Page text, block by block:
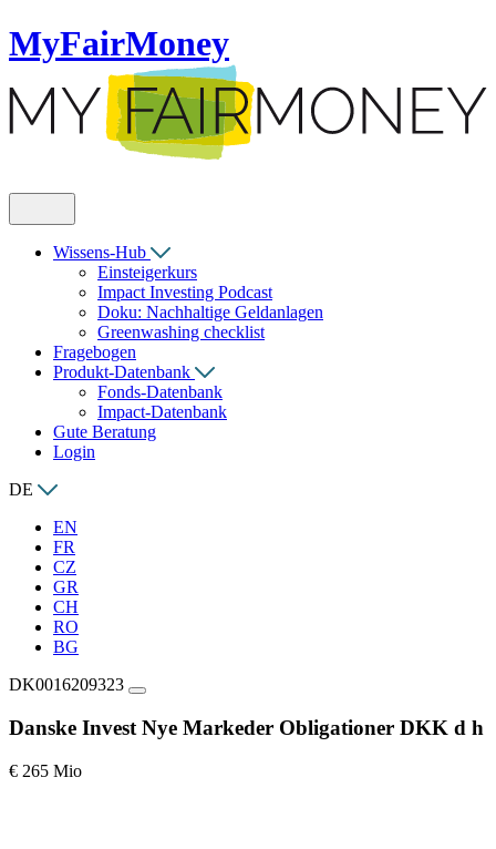
MyFairMoney
Wissens-Hub
Einsteigerkurs
Impact Investing Podcast
Doku: Nachhaltige Geldanlagen
Greenwashing checklist
Fragebogen
Produkt-Datenbank
Fonds-Datenbank
Impact-Datenbank
Gute Beratung
Login
DE
EN
FR
CZ
GR
CH
RO
BG
DK0016209323
Danske Invest Nye Markeder Obligationer DKK d h
€ 265 Mio